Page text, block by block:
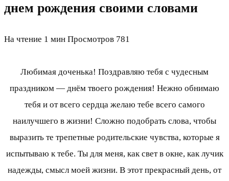
днем рождения своими словами
На чтение 1 мин Просмотров 781
Любимая доченька! Поздравляю тебя с чудесным
праздником — днём твоего рождения! Нежно обнимаю
тебя и от всего сердца желаю тебе всего самого
наилучшего в жизни! Сложно подобрать слова, чтобы
выразить те трепетные родительские чувства, которые я
испытываю к тебе. Ты для меня, как свет в окне, как лучик
надежды, смысл моей жизни. В этот прекрасный день, от